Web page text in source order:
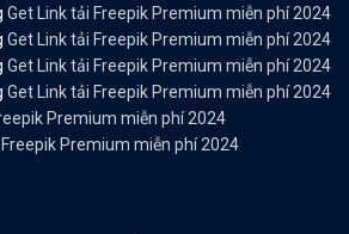
Get Link tải Freepik Premium miễn phí 2024
Get Link tải Freepik Premium miễn phí 2024
Get Link tải Freepik Premium miễn phí 2024
Get Link tải Freepik Premium miễn phí 2024
Premium miễn phí 2024
Premium miễn phí 2024